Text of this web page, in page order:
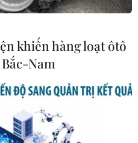
khiến hàng loạt ôtô
Nam